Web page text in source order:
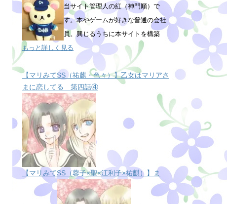
当サイト管理人の紅（神門順）で
す。本やゲームが好きな普通の会社
員。興じるうちに本サイトを構築
もっと詳しく見る
【マリみてSS（祐麒・色々）】乙女はマリアさ
まに恋してる 第四話④
【マリみてSS（蓉子×聖×江利子×祐麒）】ま